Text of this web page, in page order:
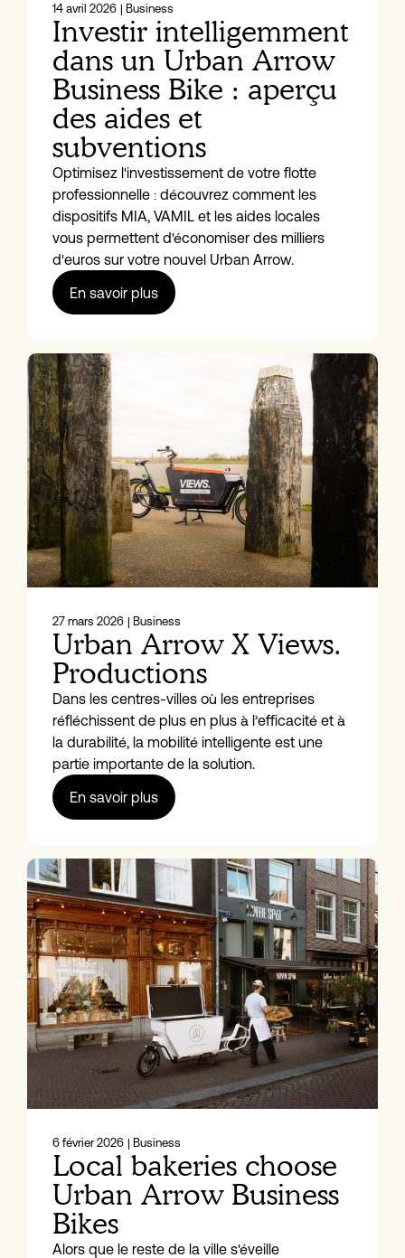
14 avril 2026 | Business
Investir intelligemment
dans un Urban Arrow
Business Bike : aperçu
des aides et
subventions
Optimisez l'investissement de votre flotte
professionnelle : découvrez comment les
dispositifs MIA, VAMIL et les aides locales
vous permettent d'économiser des milliers
d'euros sur votre nouvel Urban Arrow.
En savoir plus
27 mars 2026 | Business
Urban Arrow X Views.
Productions
Dans les centres-villes où les entreprises
réfléchissent de plus en plus à l’efficacité et à
la durabilité, la mobilité intelligente est une
partie importante de la solution.
En savoir plus
6 février 2026 | Business
Local bakeries choose
Urban Arrow Business
Bikes
Alors que le reste de la ville s'éveille